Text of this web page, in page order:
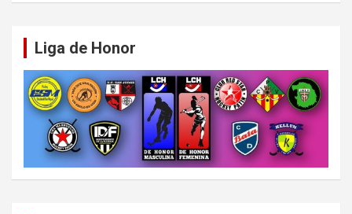
Liga de Honor